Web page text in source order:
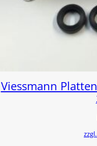
Viessmann